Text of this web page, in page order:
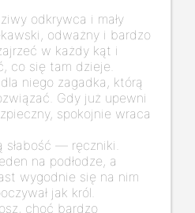
odkrywca i mały
odważny i bardzo
w każdy kąt i
co się tam dzieje.
niego zagadka, którą
Gdy już upewni
spokojnie wraca
słabość — ręczniki.
na podłodze, a
wygodnie się na nim
jak król.
choć bardzo